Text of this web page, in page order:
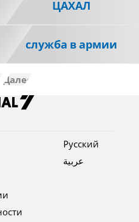
ЦАХАЛ
служба в армии
Далее
Pусский
عربية